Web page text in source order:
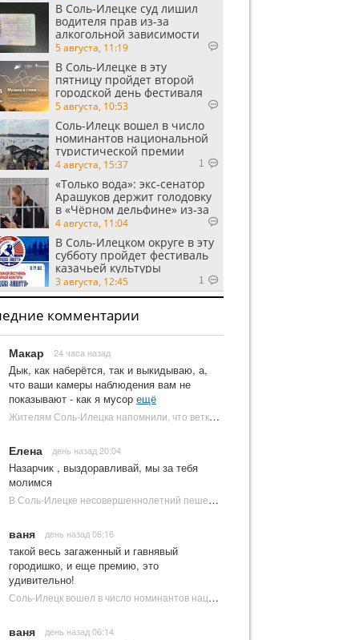
В Соль-Илецке суд лишил
водителя прав из-за
алкогольной зависимости
5 августа, 11:19
В Соль-Илецке в эту
пятницу пройдет второй
городской день фестиваля
«Музыка в степи»
5 августа, 10:53
Соль-Илецк вошел в число
номинантов национальной
туристической премии
Russian Traveler Awards
4 августа, 15:37 1
«Только вода»: экс‑сенатор
Арашуков держит голодовку
в «Чёрном дельфине» из‑за
духоты на рабочем месте
4 августа, 11:04
В Соль-Илецком округе в эту
субботу пройдет фестиваль
казачьей культуры
3 августа, 12:45 1
комментарии
Макар 24 часа назад
Дык, как наберётся, так и выкидываю, а,
что ваши камеры наблюдения вам не
показывают - как я мусор ещё
Жителям Соль-Илецка напомнили, что ветки от деревьев нельзя оставлять на площадках ТКО | Новости Соль-Илецка
Елена день назад 20:04
Назарчик , выздоравливай, мы за тебя
молимся
В Соль-Илецке несовершеннолетний пешеход попал под колеса автомобиля | Новости Соль-Илецка
ваня день назад 06:16
такой весь загаженный и гавнявый
городишко, и еще премию, это
удивительно!
Соль-Илецк вошел в число номинантов национальной туристической премии Russian Traveler Awards | Новости Соль-Илецка
ваня день назад 06:14